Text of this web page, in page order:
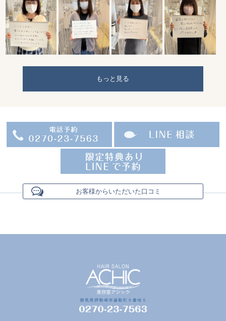
もっと見る
お客様からいただいた口コミ